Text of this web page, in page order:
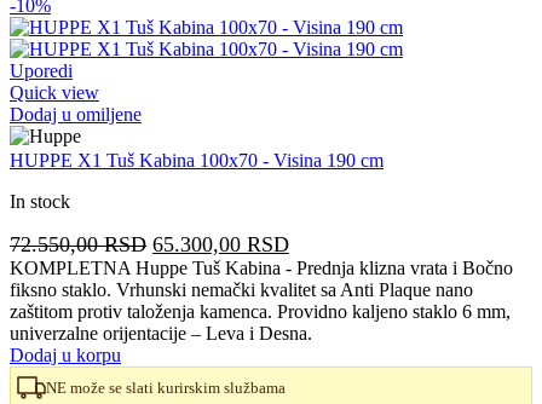
-10%
Uporedi
Quick view
Dodaj u omiljene
HUPPE X1 Tuš Kabina 100x70 - Visina 190 cm
In stock
72.550,00RSD Originalna
cena
je
bila:
72.550,00 RSD.
65.300,00 RSDTrenutna
cena
je:
65.300,00 RSD.
KOMPLETNA Huppe Tuš Kabina - Prednja klizna vrata i Bočno
fiksno staklo. Vrhunski nemački kvalitet sa Anti Plaque nano
zaštitom protiv taloženja kamenca. Providno kaljeno staklo 6 mm,
univerzalne orijentacije – Leva i Desna.
Dodaj u korpu
NE može se slati kurirskim službama